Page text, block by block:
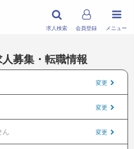
メニュー
求人検索 会員登録
募集・転職情報
変更
変更
ん 変更